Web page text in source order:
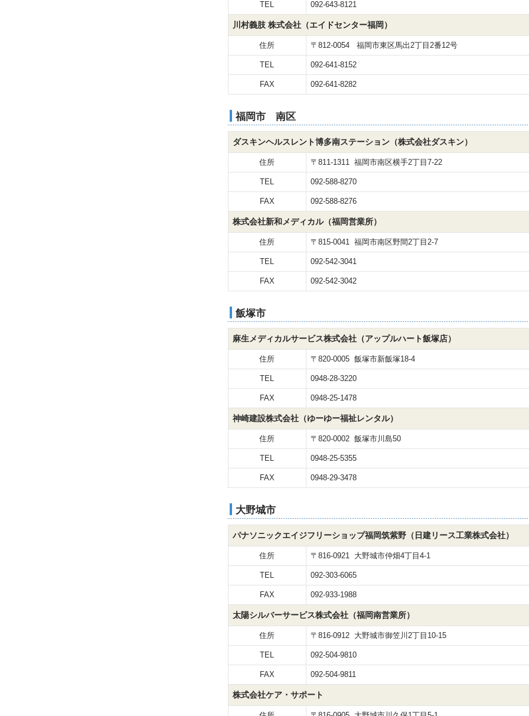
TEL 092-643-8121
川村義肢 株式会社（エイドセンター福岡）
住所 〒812-0054 福岡市東区馬出2丁目2番12号
TEL 092-641-8152
FAX 092-641-8282
福岡市 南区
ダスキンヘルスレント博多南ステーション（株式会社ダスキン）
住所 〒811-1311 福岡市南区横手2丁目7-22
TEL 092-588-8270
FAX 092-588-8276
株式会社新和メディカル（福岡営業所）
住所 〒815-0041 福岡市南区野間2丁目2-7
TEL 092-542-3041
FAX 092-542-3042
飯塚市
麻生メディカルサービス株式会社（アップルハート飯塚店）
住所 〒820-0005 飯塚市新飯塚18-4
TEL 0948-28-3220
FAX 0948-25-1478
神崎建設株式会社（ゆーゆー福祉レンタル）
住所 〒820-0002 飯塚市川島50
TEL 0948-25-5355
FAX 0948-29-3478
大野城市
パナソニックエイジフリーショップ福岡筑紫野（日建リース工業株式会社）
住所 〒816-0921 大野城市仲畑4丁目4-1
TEL 092-303-6065
FAX 092-933-1988
太陽シルバーサービス株式会社（福岡南営業所）
住所 〒816-0912 大野城市御笠川2丁目10-15
TEL 092-504-9810
FAX 092-504-9811
株式会社ケア・サポート